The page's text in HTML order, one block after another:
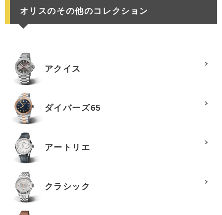
オリスのその他のコレクション
アクイス
ダイバーズ65
アートリエ
クラシック